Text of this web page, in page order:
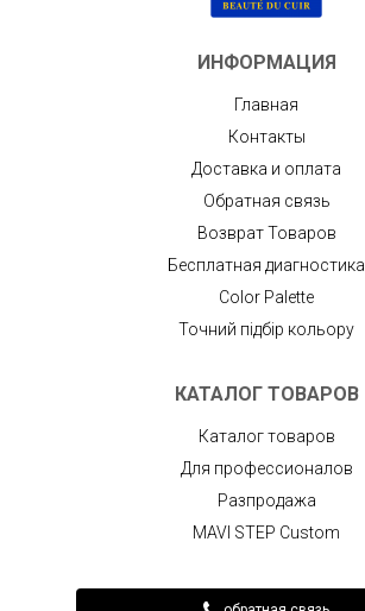
ИНФОРМАЦИЯ
Главная
Контакты
Доставка и оплата
Обратная связь
Возврат Товаров
Бесплатная диагностика
Color Palette
Точний підбір кольору
КАТАЛОГ ТОВАРОВ
Каталог товаров
Для профессионалов
Разпродажа
MAVI STEP Custom